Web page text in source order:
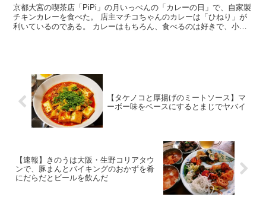
京都大宮の喫茶店「PiPi」の月いっぺんの「カレーの日」で、自家製
チキンカレーを食べた。 店主マチコちゃんのカレーは「ひねり」が
利いているのである。 カレーはもちろん、食べるのは好きで、小さ
【タケノコと厚揚げのミートソース】マ
ーボー味をベースにするとまじでヤバイ
【速報】きのうは大阪・生野コリアタウ
ンで、豚まんとバイキングのおかずを肴
にだらだとビールを飲んだ